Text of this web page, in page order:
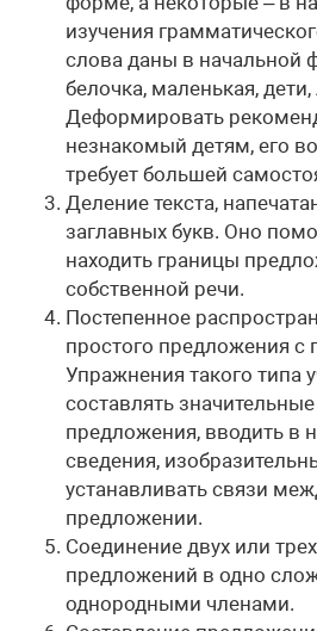
изучения
слова даны в начальной
белочка, маленькая, дети,
Деформировать
незнакомый детям, его
требует большей
Деление текста,
заглавных букв. Оно
находить границы
собственной речи.
Постепенное
простого предложения
Упражнения такого типа
составлять
предложения, вводить в
сведения,
устанавливать связи
предложении.
Соединение двух или
предложений в одно
однородными членами.